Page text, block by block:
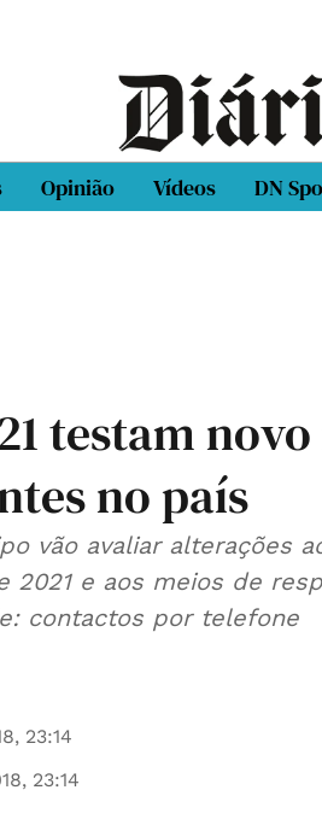
Opinião Vídeos DN
testam
no país
vão avaliar alterações
2021 e aos meios de
contactos por telefone
23:14
23:14